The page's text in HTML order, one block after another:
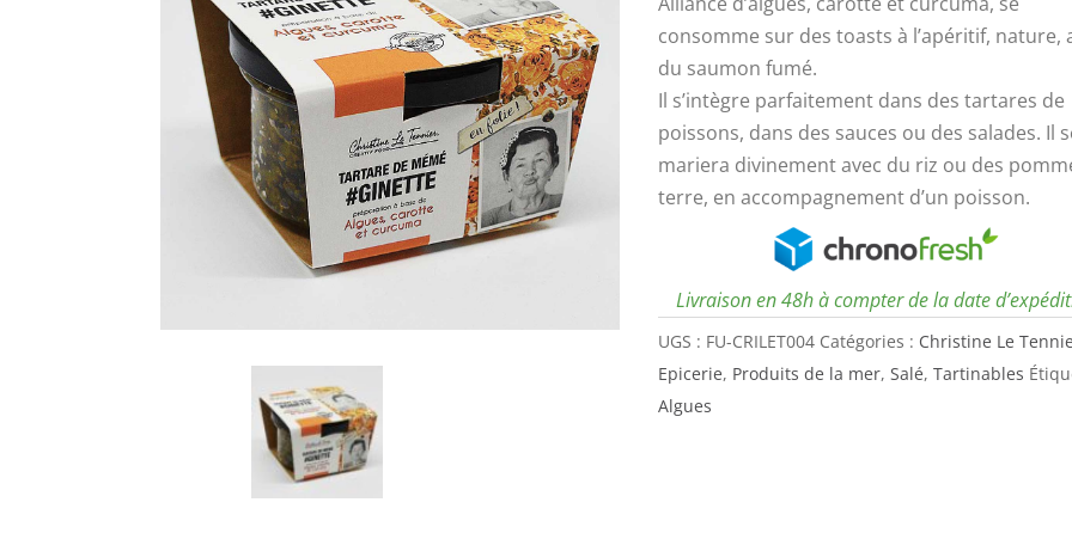
consomme sur des toasts à l’apéritif, nature,
du saumon fumé.
Il s’intègre parfaitement dans des tartares de
poissons, dans des sauces ou des salades. Il
mariera divinement avec du riz ou des
terre, en accompagnement d’un poisson.
Livraison en 48h à compter de la date
UGS : FU-CRILET004 Catégories : Christine Le
Epicerie, Produits de la mer, Salé, Tartinables
Algues